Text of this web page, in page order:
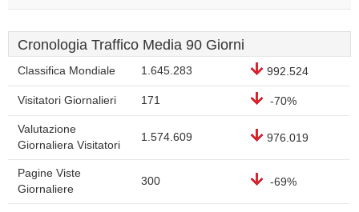
Cronologia Traffico Media 90 Giorni
Classifica Mondiale 1.645.283 992.524
Visitatori Giornalieri 171 -70%
Valutazione
Giornaliera Visitatori
1.574.609 976.019
Pagine Viste
Giornaliere
300 -69%